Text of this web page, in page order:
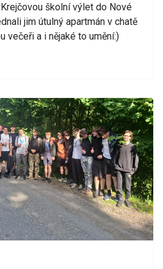
školní výlet do Nové
jim útulný apartmán v chatě
večeři a i nějaké to umění:)